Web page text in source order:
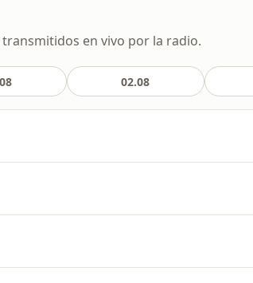
en vivo por la radio.
02.08